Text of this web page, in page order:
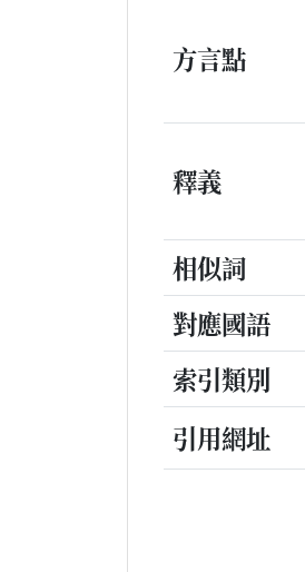
方言點
釋義
相似詞
對應國語
索引類別
引用網址